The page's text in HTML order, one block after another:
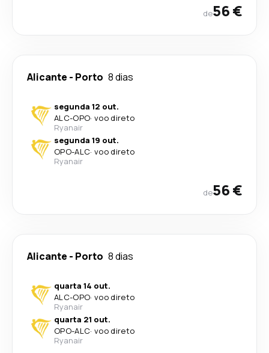
de56 €
Alicante - Porto 8 dias
segunda 12 out.
ALC-OPO· voo direto
Ryanair
segunda 19 out.
OPO-ALC· voo direto
Ryanair
de56 €
Alicante - Porto 8 dias
quarta 14 out.
ALC-OPO· voo direto
Ryanair
quarta 21 out.
OPO-ALC· voo direto
Ryanair